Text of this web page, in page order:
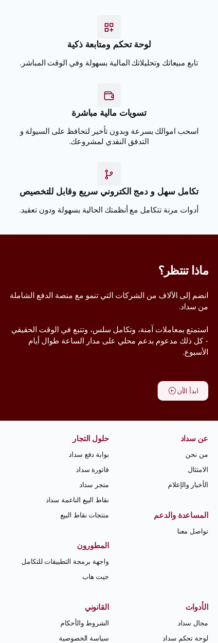
لوحة تحكم ومتابعة ذكية
تابع مبيعاتك وتحليلاتك المالية بسهولة وفي الوقت المباشر.
تسويات مالية مباشرة
اسحب اموالك بسرعة وبدون تأخير لتحافظ على السيولة و
التدفق النقدي لمشروعك.
تكامل سهل و دمج الكتروني سريع وقابل للتخصيص
أدوات مرنة تتكامل مع أنظمتك الحالية بسهولة ودون تعقيد.
ماذا تنتظر؟
انضم إلى الآلاف من الشركات التي تنمو مع منصة الدفع الشاملة
من سداد.
استمتع بمعاملات آمنة، وتكامل سلس، وتتبع في الوقت الحقيقي
- كل ذلك مدعوم بدعم محلي على مدار الساعة طوال أيام
الأسبوع.
ابدأ الآن
عن سداد
من نحن
الامتثال
الأخبار والإعلام
المساعدة والدعم
تواصل معنا
حلول التجار
بوابة دفع سداد
فاتورة سداد
متجر سداد
نقاط البيع الناعمة سداد
منتجات نقاط البيع
المطورون
واجهة برمجة التطبيقات للتكامل
جيت هاب
الأدوات
مجال سداد
لوحة تحكم سداد
القانوني
الشروط والأحكام
سياسة الخصوصية